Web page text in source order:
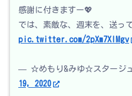
感謝に付きますー💖
では、素敵な、週末を、送
pic.twitter.com/2pXm7XIMgv
— ☆めもり&みゆ☆スタージ
19, 2020